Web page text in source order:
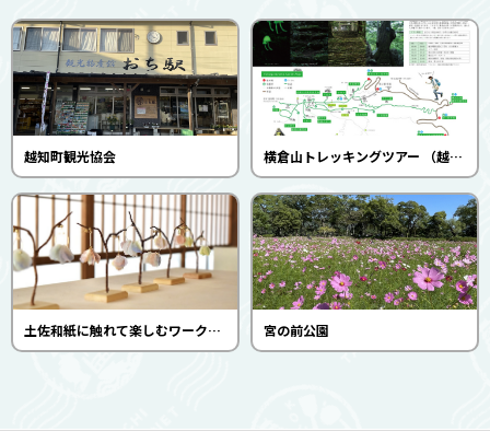
越知町観光協会 横倉山トレッキングツアー （越知町観光協会）
土佐和紙に触れて楽しむワークショップ(WASHI ORIORI） 宮の前公園